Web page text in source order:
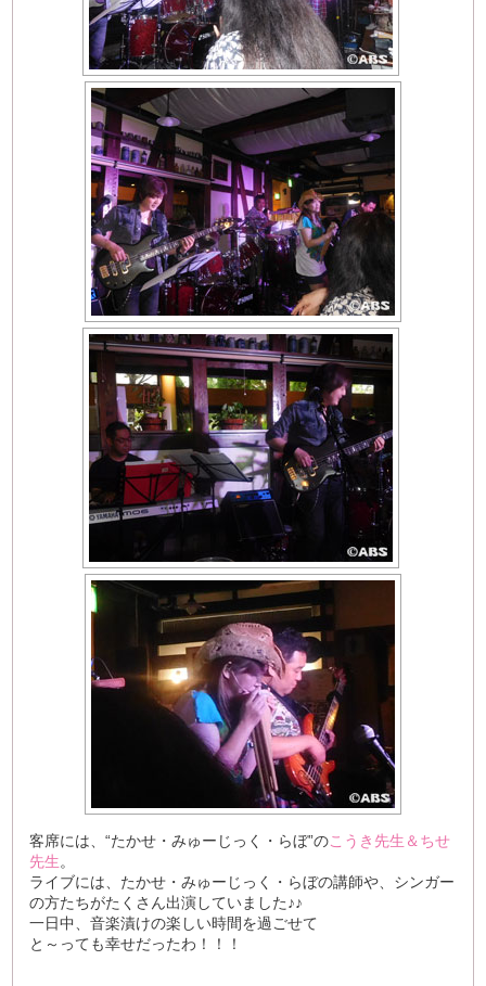
客席には、“たかせ・みゅーじっく・らぼ”のこうき先生＆ちせ
先生。
ライブには、たかせ・みゅーじっく・らぼの講師や、シンガー
の方たちがたくさん出演していました♪♪
一日中、音楽漬けの楽しい時間を過ごせて
と～っても幸せだったわ！！！